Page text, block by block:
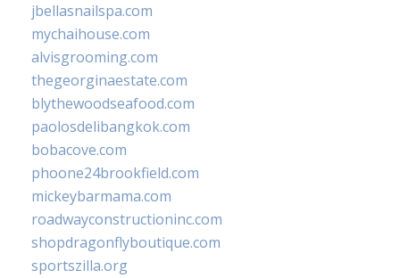
jbellasnailspa.com
mychaihouse.com
alvisgrooming.com
thegeorginaestate.com
blythewoodseafood.com
paolosdelibangkok.com
bobacove.com
phoone24brookfield.com
mickeybarmama.com
roadwayconstructioninc.com
shopdragonflyboutique.com
sportszilla.org